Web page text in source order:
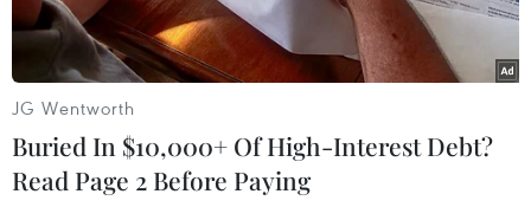
#COVID-19 #Ca mắc COVID-19
#Ca mắc mới
#Cách ly tập trung
Theo dõi VietnamPlus
JG Wentworth
Buried In $10,000+ Of High-Interest Debt?
Read Page 2 Before Paying